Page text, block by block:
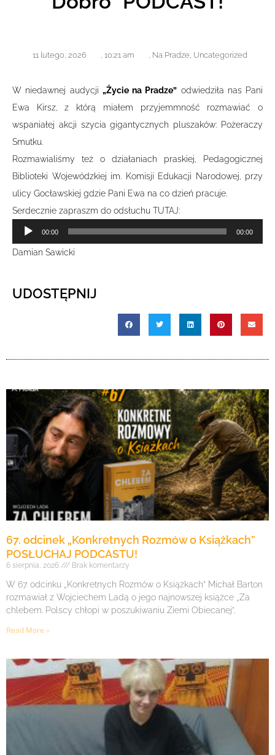
11 lutego, 2026 10:21 am Na Pradze Uncategorized
W niedawnej audycji „Życie na Pradze” odwiedziła nas Pani
Ewa Kirsz, z którą miałem przyjemmność rozmawiać o
wspaniałej akcji szycia gigantycznych pluszaków: Pożeraczy
Smutku.
Rozmawialiśmy też o działaniach praskiej, Pedagogicznej
Biblioteki Wojewódzkiej im. Komisji Edukacji Narodowej, przy
ulicy Gocławskiej gdzie Pani Ewa na co dzień pracuje.
Serdecznie zapraszm do odsłuchu TUTAJ:
Odtwarzacz
plików
00:00 00:00
Damian Sawicki
UDOSTĘPNIJ
67. odcinek „Konkretnych Rozmów o Książkach”
POSŁUCHAJ PODCASTU!
6 sierpnia, 2026 Brak komentarzy
W 67. odcinku „Konkretnych Rozmów o Książkach” Michał Barton
rozmawiał z Wojciechem Ladą o jego najnowszej książce „Za
chlebem. Polscy chłopi w poszukiwaniu Ziemi Obiecanej”,
Read More »